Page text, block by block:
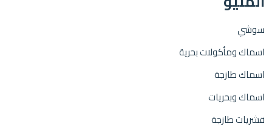
سوشي
اسماك ومأكولات بحرية
اسماك طازجة
اسماك وبحريات
قشريات طازجة